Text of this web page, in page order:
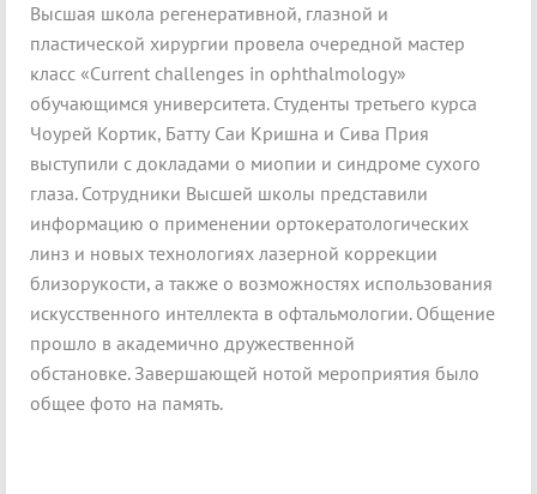
Высшая школа регенеративной, глазной и
пластической хирургии провела очередной мастер
класс «Current challenges in ophthalmology»
обучающимся университета. Студенты третьего курса
Чоурей Кортик, Батту Саи Кришна и Сива Прия
выступили с докладами о миопии и синдроме сухого
глаза. Сотрудники Высшей школы представили
информацию о применении ортокератологических
линз и новых технологиях лазерной коррекции
близорукости, а также о возможностях использования
искусственного интеллекта в офтальмологии. Общение
прошло в академично дружественной
обстановке. Завершающей нотой мероприятия было
общее фото на память.